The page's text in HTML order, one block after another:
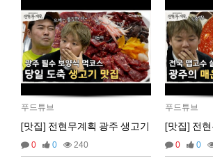
푸드튜브
[맛집] 전현무계획 광주 생고기
0 0 240
푸드튜브
0 0
비회원cv1rccvcel78c8euddvjfsl49j ㅏ
비회원cv1rccvcel78c8euddvjfsl49j
비회원cv1rccvcel78c8euddvjfsl49j
비회원cv1rccvcel78c8euddvjfsl49j
비회원cv1rccvcel78c8euddvjfsl49j ㅏ
비회원cv1rccvcel78c8euddvjfsl49j ㅓ
비회원cv1rccvcel78c8euddvjfsl49j
ㅏ
비회원cv1rccvcel78c8euddvjfsl49j
ㅏ